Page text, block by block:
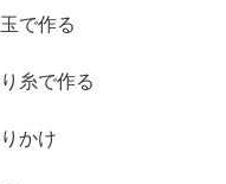
で作る
糸で作る
かけ